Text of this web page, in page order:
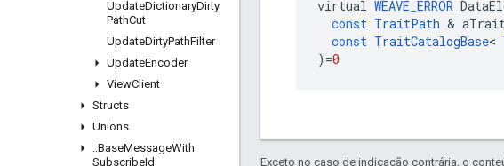
UpdateDictionaryDirty
PathCut
UpdateDirtyPathFilter
UpdateEncoder
ViewClient
Structs
Unions
::BaseMessageWith
SubscribeId
virtual WEAVE_ERROR
const TraitPath &
const TraitCatalogBase<
) =0
Exceto no caso de indicação contrária, o